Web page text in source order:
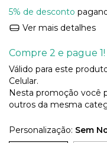
5% de desconto
Ver mais detalhes
Compre 2 e pague 1!
Válido para este
Celular.
Nesta promoção você
outros da mesma
Personalização: Sem